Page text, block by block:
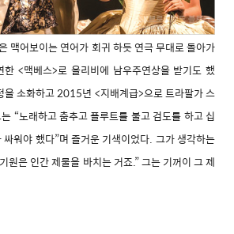
맥어보이는 연어가 회귀 하듯 연극 무대로 돌아가
<맥베스>로 올리비에 남우주연상을 받기도 했
을 소화하고 2015년 <지배계급>으로 트라팔가 스
“노래하고 춤추고 플루트를 불고 검도를 하고 십
워야 했다”며 즐거운 기색이었다. 그가 생각하는
원은 인간 제물을 바치는 거죠.” 그는 기꺼이 그 제